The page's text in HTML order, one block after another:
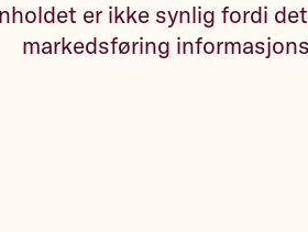
er ikke synlig fordi
markedsføring